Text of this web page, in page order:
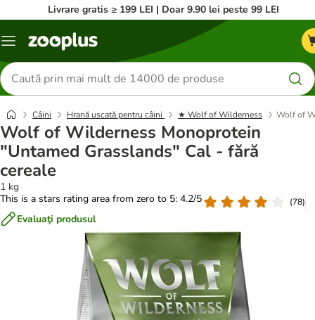
Livrare gratis ≥ 199 LEI | Doar 9.90 lei peste 99 LEI
Categorii
Căutare
produse
Câini Hrană uscată pentru câini ★ Wolf of Wilderness Wolf of
Wolf of Wilderness Monoprotein
"Untamed Grasslands" Cal - fără
cereale
1 kg
This is a stars rating area from zero to 5: 4.2/5
(78)
Evaluaţi produsul